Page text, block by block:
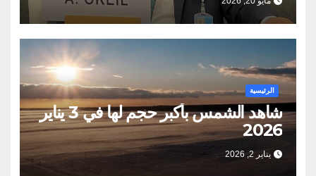
الرئيسية
شاهد الشمس بأكبر حجم لها في 3 يناير
2026
يناير 2, 2026